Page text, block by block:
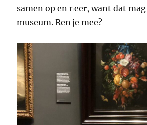
samen op en neer, want dat
museum. Ren je mee?